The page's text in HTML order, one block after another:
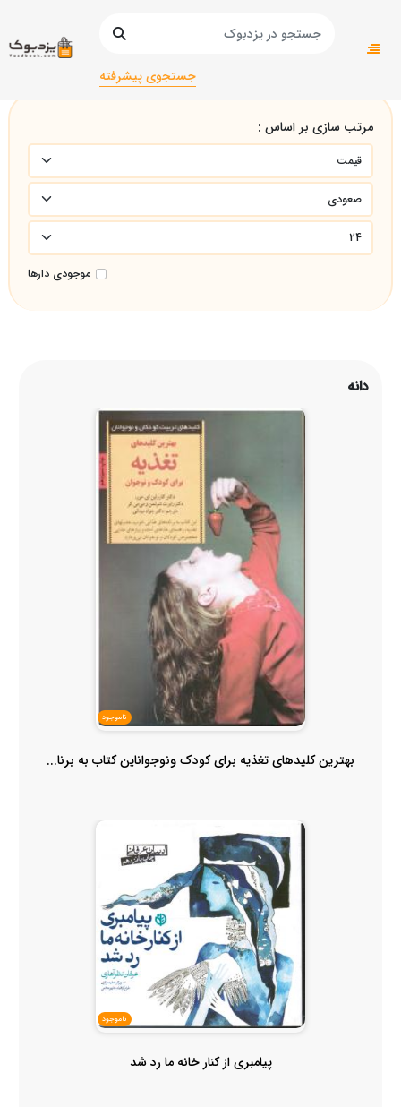
جستجوی پیشرفته
صفحه اصلی
مرتب سازی بر اساس :
موجودی دارها
دانه
ناموجود
بهترین کلیدهای تغذیه برای کودک ونوجواناین کتاب به برنا...
ناموجود
پیامبری از کنار خانه ما رد شد